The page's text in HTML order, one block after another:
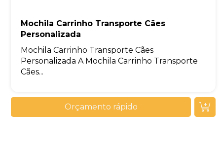
Mochila Carrinho Transporte Cães
Personalizada
Mochila Carrinho Transporte Cães
Personalizada A Mochila Carrinho Transporte
Cães...
Orçamento rápido